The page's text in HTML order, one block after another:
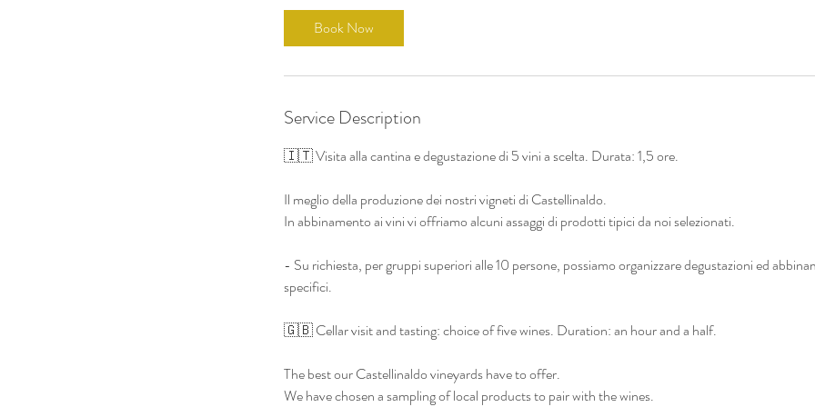
m
Book Now
Service Description
🇮🇹 Visita alla cantina e degustazione di 5 vini a scelta. Durata: 1,5 ore.
Il meglio della produzione dei nostri vigneti di Castellinaldo.
In abbinamento ai vini vi offriamo alcuni assaggi di prodotti tipici da noi selezionati.
- Su richiesta, per gruppi superiori alle 10 persone, possiamo organizzare degustazioni ed
specifici.
🇬🇧 Cellar visit and tasting: choice of five wines. Duration: an hour and a half.
The best our Castellinaldo vineyards have to offer.
We have chosen a sampling of local products to pair with the wines.